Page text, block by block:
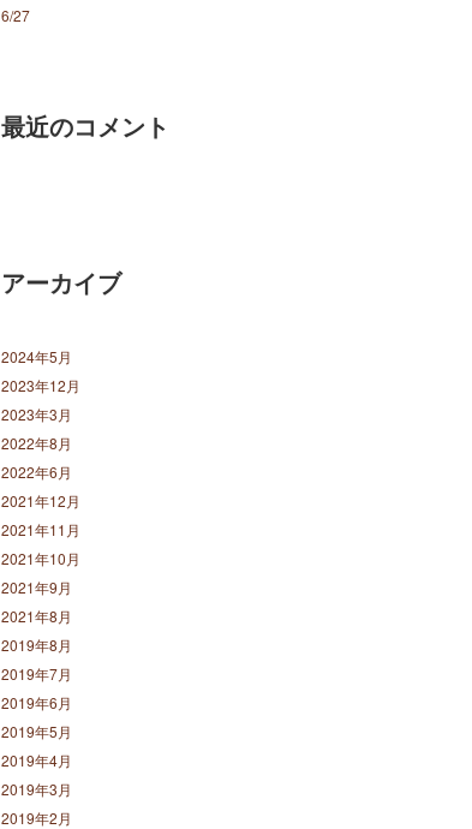
6/27
最近のコメント
アーカイブ
2024年5月
2023年12月
2023年3月
2022年8月
2022年6月
2021年12月
2021年11月
2021年10月
2021年9月
2021年8月
2019年8月
2019年7月
2019年6月
2019年5月
2019年4月
2019年3月
2019年2月